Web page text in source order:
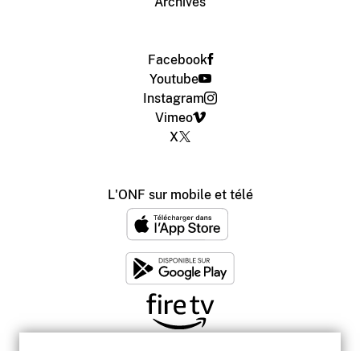
Facebook
Youtube
Instagram
Vimeo
X
L'ONF sur mobile et télé